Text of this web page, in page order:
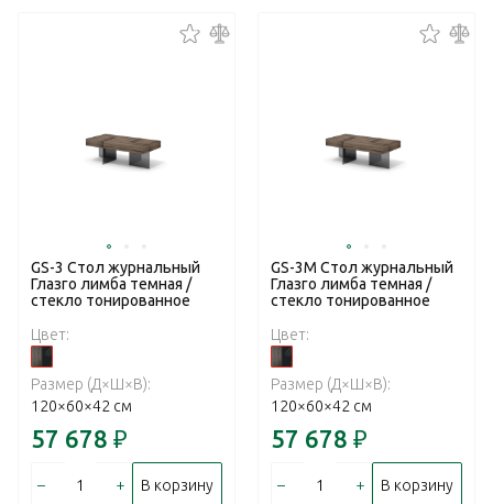
GS-3 Стол журнальный
Глазго лимба темная /
стекло тонированное
Цвет:
Размер (Д×Ш×В):
120×60×42 см
57 678 ₽
– + В корзину
GS-3M Стол журнальный
Глазго лимба темная /
стекло тонированное
Цвет:
Размер (Д×Ш×В):
120×60×42 см
57 678 ₽
– + В корзину